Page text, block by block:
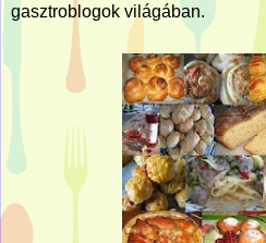
gasztroblogok világában.